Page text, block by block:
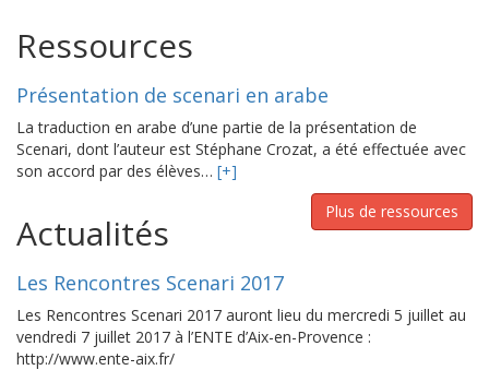
Ressources
Présentation de scenari en arabe
La traduction en arabe d’une partie de la présentation de
Scenari, dont l’auteur est Stéphane Crozat, a été effectuée avec
son accord par des élèves… [+]
Plus de ressources
Actualités
Les Rencontres Scenari 2017
Les Rencontres Scenari 2017 auront lieu du mercredi 5 juillet au
vendredi 7 juillet 2017 à l’ENTE d’Aix-en-Provence :
http://www.ente-aix.fr/